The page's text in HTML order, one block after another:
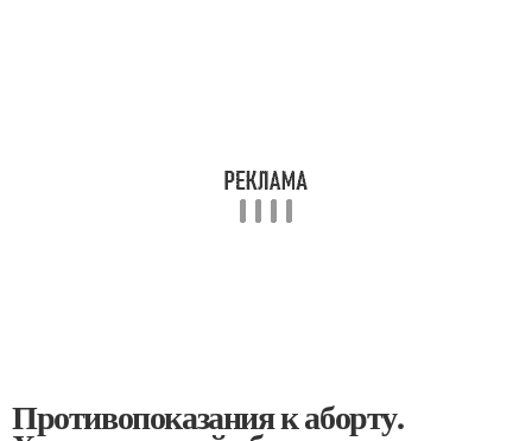
Противопоказания к аборту.